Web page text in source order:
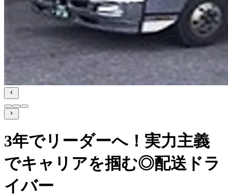
3年でリーダーへ！実力主義
でキャリアを掴む◎配送ドラ
イバー